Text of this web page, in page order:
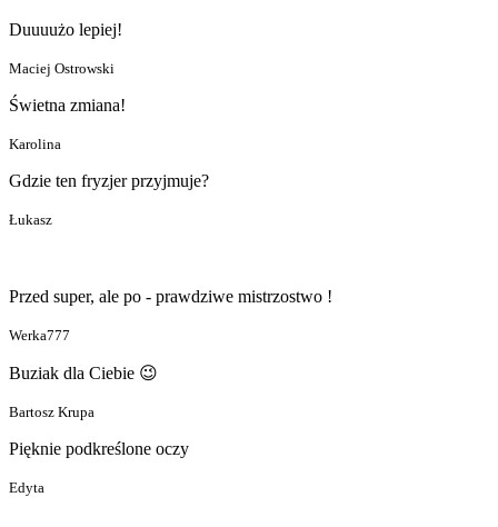
Duuuużo lepiej!
Maciej Ostrowski
Świetna zmiana!
Karolina
Gdzie ten fryzjer przyjmuje?
Łukasz
Przed super, ale po - prawdziwe mistrzostwo !
Werka777
Buziak dla Ciebie 😉
Bartosz Krupa
Pięknie podkreślone oczy
Edyta